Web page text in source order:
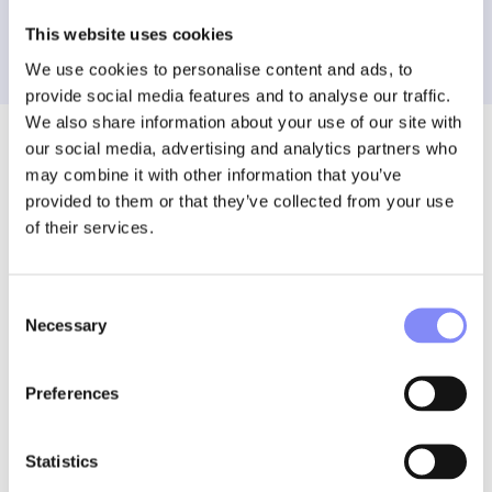
This website uses cookies
We use cookies to personalise content and ads, to
provide social media features and to analyse our traffic.
We also share information about your use of our site with
our social media, advertising and analytics partners who
may combine it with other information that you’ve
provided to them or that they’ve collected from your use
of their services.
Selection
Necessary
Preferences
Statistics
OPLOSSINGEN
We pakken een breed scala aan uitdagingen op de werkvloer
gebrek aan transparantie bij handmatige bewerkingen en
het aansluiten van machines zonder ingewikkelde PLC-